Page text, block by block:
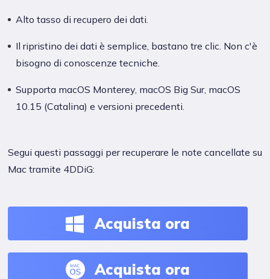
Alto tasso di recupero dei dati.
Il ripristino dei dati è semplice, bastano tre clic. Non c'è
bisogno di conoscenze tecniche.
Supporta macOS Monterey, macOS Big Sur, macOS
10.15 (Catalina) e versioni precedenti.
Segui questi passaggi per recuperare le note cancellate su
Mac tramite 4DDiG:
Acquista ora
Acquista ora